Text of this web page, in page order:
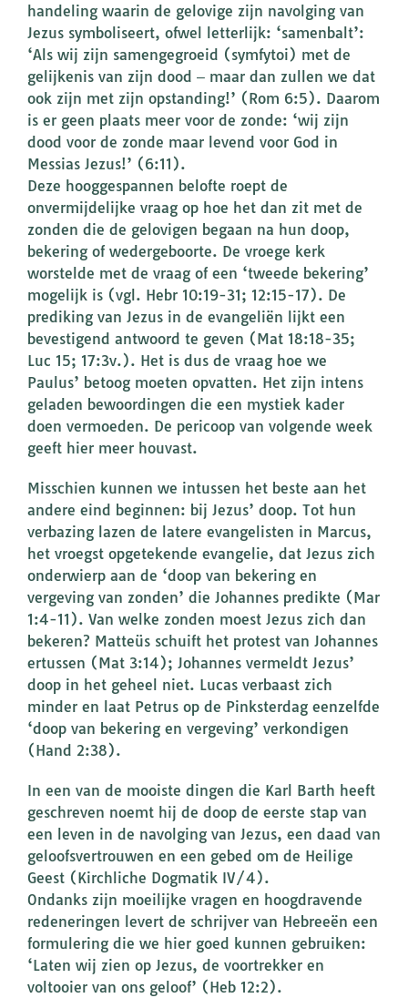
handeling waarin de gelovige zijn navolging van
Jezus symboliseert, ofwel letterlijk: ‘samenbalt’:
‘Als wij zijn samengegroeid (symfytoi) met de
gelijkenis van zijn dood ‒ maar dan zullen we dat
ook zijn met zijn opstanding!’ (Rom 6:5). Daarom
is er geen plaats meer voor de zonde: ‘wij zijn
dood voor de zonde maar levend voor God in
Messias Jezus!’ (6:11).
Deze hooggespannen belofte roept de
onvermijdelijke vraag op hoe het dan zit met de
zonden die de gelovigen begaan na hun doop,
bekering of wedergeboorte. De vroege kerk
worstelde met de vraag of een ‘tweede bekering’
mogelijk is (vgl. Hebr 10:19-31; 12:15-17). De
prediking van Jezus in de evangeliën lijkt een
bevestigend antwoord te geven (Mat 18:18-35;
Luc 15; 17:3v.). Het is dus de vraag hoe we
Paulus’ betoog moeten opvatten. Het zijn intens
geladen bewoordingen die een mystiek kader
doen vermoeden. De pericoop van volgende week
geeft hier meer houvast.
Misschien kunnen we intussen het beste aan het
andere eind beginnen: bij Jezus’ doop. Tot hun
verbazing lazen de latere evangelisten in Marcus,
het vroegst opgetekende evangelie, dat Jezus zich
onderwierp aan de ‘doop van bekering en
vergeving van zonden’ die Johannes predikte (Mar
1:4-11). Van welke zonden moest Jezus zich dan
bekeren? Matteüs schuift het protest van Johannes
ertussen (Mat 3:14); Johannes vermeldt Jezus’
doop in het geheel niet. Lucas verbaast zich
minder en laat Petrus op de Pinksterdag eenzelfde
‘doop van bekering en vergeving’ verkondigen
(Hand 2:38).
In een van de mooiste dingen die Karl Barth heeft
geschreven noemt hij de doop de eerste stap van
een leven in de navolging van Jezus, een daad van
geloofsvertrouwen en een gebed om de Heilige
Geest (Kirchliche Dogmatik IV/4).
Ondanks zijn moeilijke vragen en hoogdravende
redeneringen levert de schrijver van Hebreeën een
formulering die we hier goed kunnen gebruiken:
‘Laten wij zien op Jezus, de voortrekker en
voltooier van ons geloof’ (Heb 12:2).